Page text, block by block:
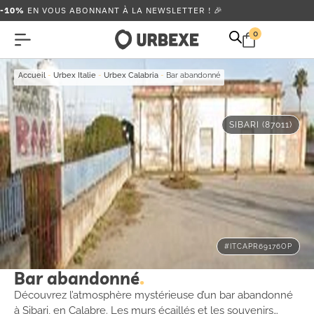
-10% EN VOUS ABONNANT À LA NEWSLETTER ! 🎉
0
Accueil - Urbex Italie - Urbex Calabria - Bar abandonné
SIBARI (87011)
#ITCAPR69176OP
Bar abandonné
Découvrez l’atmosphère mystérieuse d’un bar abandonné
à Sibari, en Calabre. Les murs écaillés et les souvenirs